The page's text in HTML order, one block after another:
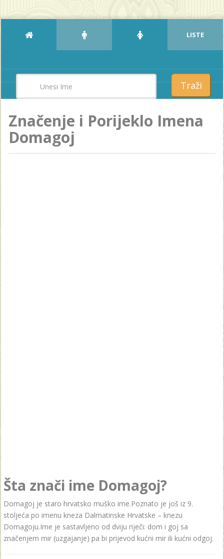
LISTE
Traži
Značenje i Porijeklo Imena
Domagoj
Šta znači ime Domagoj?
Domagoj je staro hrvatsko muško ime.Poznato je još iz 9.
stoljeća po imenu kneza Dalmatinske Hrvatske – knezu
Domagoju.Ime je sastavljeno od dviju riječi: dom i goj sa
značenjem mir (uzgajanje) pa bi prijevod kućni mir ili kućni odgoj.